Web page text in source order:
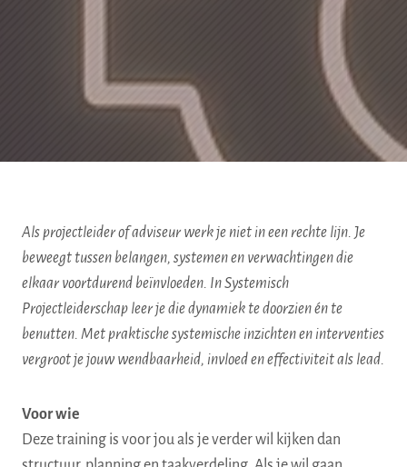
Als projectleider of adviseur werk je niet in een rechte lijn. Je
beweegt tussen belangen, systemen en verwachtingen die
elkaar voortdurend beïnvloeden. In Systemisch
Projectleiderschap leer je die dynamiek te doorzien én te
benutten. Met praktische systemische inzichten en interventies
vergroot je jouw wendbaarheid, invloed en effectiviteit als lead.
Voor wie
Deze training is voor jou als je verder wil kijken dan